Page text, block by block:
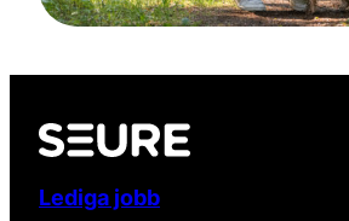
Lediga jobb